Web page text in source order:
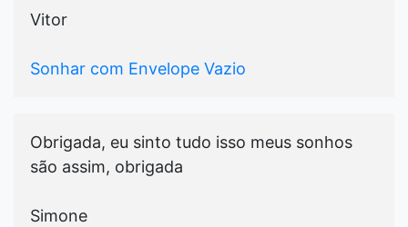
Vitor
Sonhar com Envelope Vazio
Obrigada, eu sinto tudo isso meus sonhos
são assim, obrigada
Simone